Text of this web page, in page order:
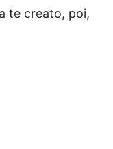
te creato, poi,